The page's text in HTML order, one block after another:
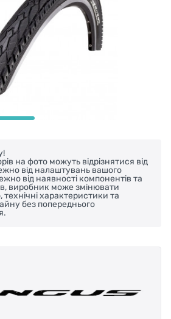
на фото можуть відрізнятися від
від налаштувань вашого
від наявності компонентів та
виробник може змінювати
характеристики та
без попереднього